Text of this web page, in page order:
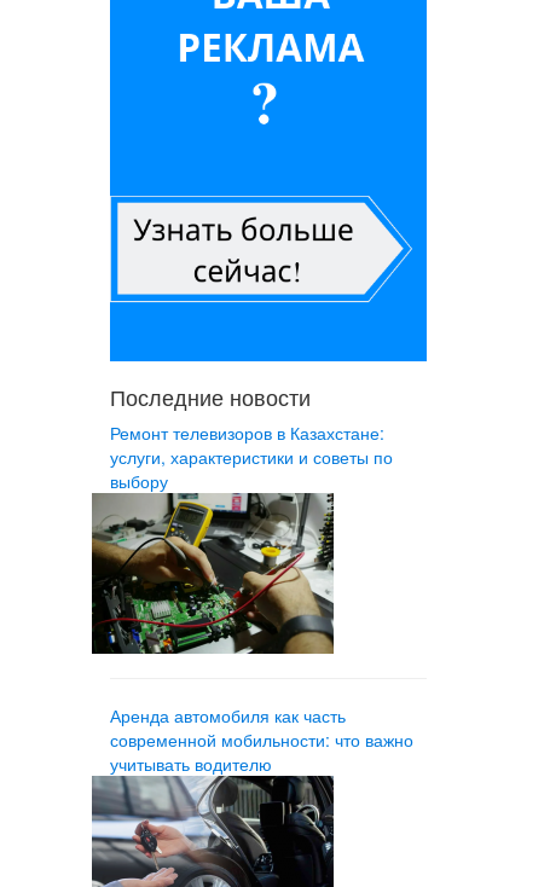
Последние новости
Ремонт телевизоров в Казахстане:
услуги, характеристики и советы по
выбору
Аренда автомобиля как часть
современной мобильности: что важно
учитывать водителю